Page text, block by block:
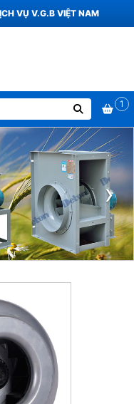
VỤ V.G.B VIỆT NAM
1
›